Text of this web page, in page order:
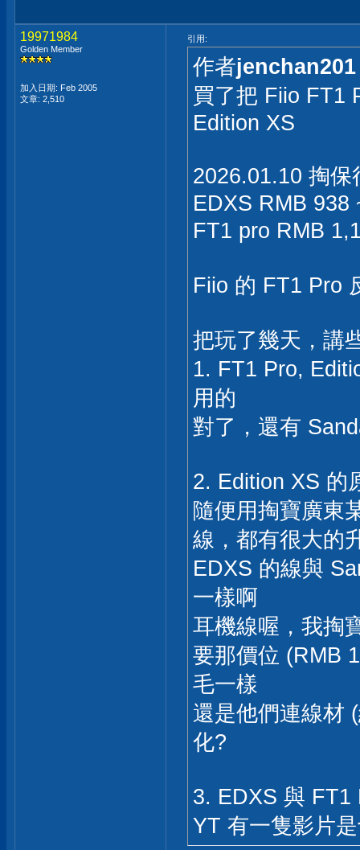
19971984
Golden Member
加入日期: Feb 2005
文章: 2,510
引用:
作者jenchan201
買了把 Fiio FT1
Edition XS
2026.01.10 掏保
EDXS RMB 938
FT1 pro RMB
Fiio 的 FT1 Pro
把玩了幾天，講
1. FT1 Pro,
用的
對了，還有
2. Edition XS 的
隨便用掏寶廣東
線，都有很大的
EDXS 的線與
一樣啊
耳機線喔，我掏
要那價位 (RMB
毛一樣
還是他們連線材
化?
3. EDXS 與 FT1
YT 有一隻影片